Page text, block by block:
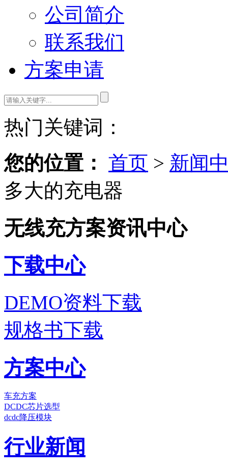
公司简介
联系我们
方案申请
热门关键词：
您的位置： 首页 > 新闻
多大的充电器
无线充方案资讯中心
下载中心
DEMO资料下载
规格书下载
方案中心
车充方案
DCDC芯片选型
dcdc降压模块
行业新闻